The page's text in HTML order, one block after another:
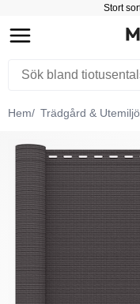
Stort
Hem Trädgård & Utemiljö